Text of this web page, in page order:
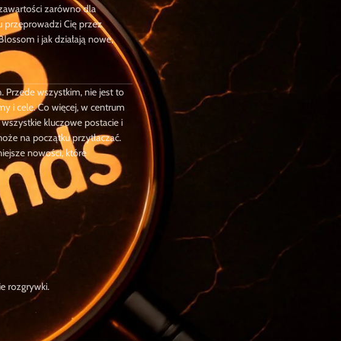
zarówno dla
przeprowadzi Cię przez
i jak działają nowe,
Przede wszystkim, nie jest to
i cele. Co więcej, w centrum
kluczowe postacie i
na początku przytłaczać.
nowości, które
rozgrywki.
Grow a
Zwierzaki
XenoxMT2
Jedyny taki sklep w
Jako jedyny polski sklep MMORPG,
gwarantujemy
błyskawiczną
dostawę
(nawet w 15 minut) i w
pełni
Polski support
gotowy pomóc w każdej chwili.